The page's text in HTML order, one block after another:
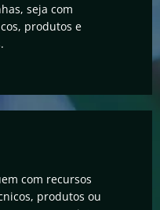
seja com
produtos e
com recursos
produtos ou